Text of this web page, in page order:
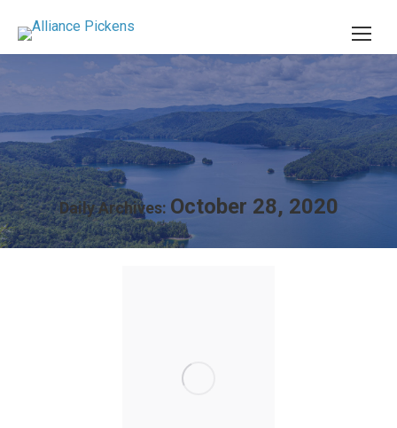
Daily Archives: October 28, 2020